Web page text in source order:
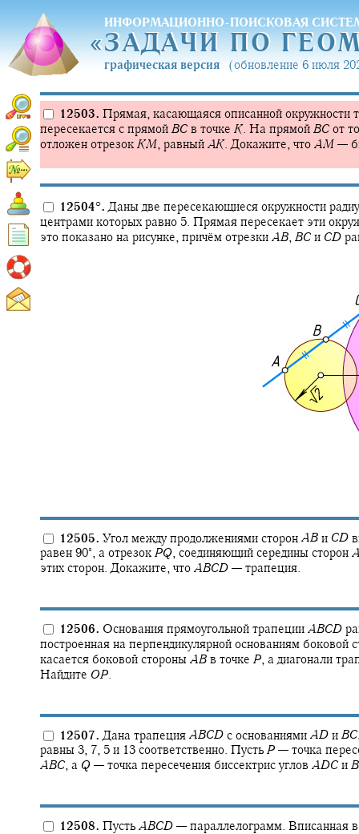
ИНФОРМАЦИОННО-ПОИСКОВАЯ
«ЗАДАЧИ ПО
«ЗАДАЧИ ПО
графическая версия (обновление 6 июля
12503. Прямая, касающаяся описанной окружности
пересекается с прямой BC в точке K. На прямой BC от
отложен отрезок KM, равный AK. Докажите, что AM —
12504°. Даны две пересекающиеся окружности
центрами которых равно 5. Прямая пересекает эти
это показано на рисунке, причём отрезки AB, BC и CD
12505. Угол между продолжениями сторон AB и CD
равен 90‍∘ , а отрезок PQ, соединяющий середины сторон
этих сторон. Докажите, что ABCD — трапеция.
12506. Основания прямоугольной трапеции ABCD
построенная на перпендикулярной основаниям боковой
касается боковой стороны AB в точке P, а диагонали
Найдите OP.
12507. Дана трапеция ABCD с основаниями AD и BC
равны 3, 7, 5 и 13 соответственно. Пусть P — точка
ABC, а Q — точка пересечения биссектрис углов ADC и B
12508. Пусть ABCD — параллелограмм. Вписанная